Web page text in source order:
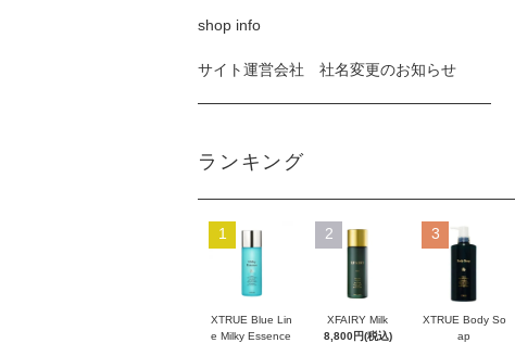
shop info
サイト運営会社 社名変更のお知らせ
ランキング
1
XTRUE Blue Lin
e Milky Essence
2
XFAIRY Milk
8,800円(税込)
3
XTRUE Body So
ap